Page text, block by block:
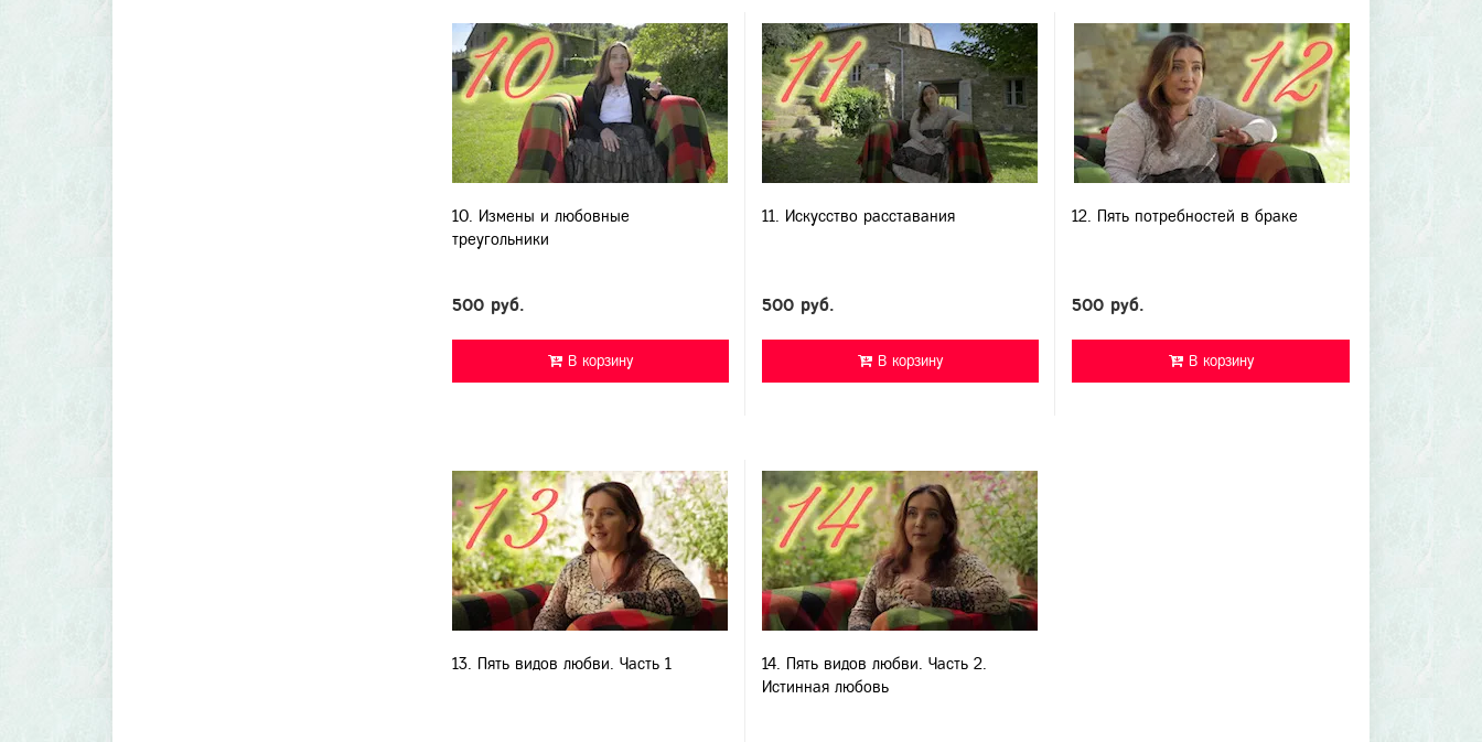
10. Измены и любовные
треугольники
500 руб.
В корзину
11. Искусство расставания
500 руб.
В корзину
12. Пять потребностей в браке
500 руб.
В корзину
13. Пять видов любви. Часть 1
14. Пять видов любви. Часть 2.
Истинная любовь